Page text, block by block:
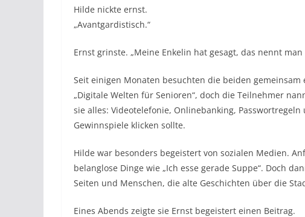
Hilde nickte ernst.
„Avantgardistisch.“
Ernst grinste. „Meine Enkelin hat gesagt, das nennt man
Seit einigen Monaten besuchten die beiden
„Digitale Welten für Senioren“, doch die Teilnehmer
sie alles: Videotelefonie, Onlinebanking,
Gewinnspiele klicken sollte.
Hilde war besonders begeistert von sozialen Medien.
belanglose Dinge wie „Ich esse gerade Suppe“. Doch
Seiten und Menschen, die alte Geschichten über die
Eines Abends zeigte sie Ernst begeistert einen Beitrag.